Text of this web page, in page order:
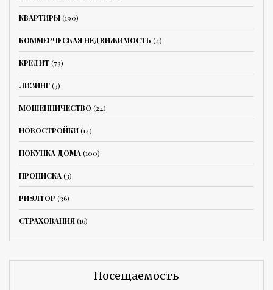
КВАРТИРЫ(190)
КОММЕРЧЕСКАЯ НЕДВИЖИМОСТЬ (4)
КРЕДИТ(73)
ЛИЗИНГ(3)
МОШЕННИЧЕСТВО (24)
НОВОСТРОЙКИ(14)
ПОКУПКА ДОМА(100)
ПРОПИСКА(3)
РИЭЛТОР (36)
СТРАХОВАНИЯ(16)
Посещаемость